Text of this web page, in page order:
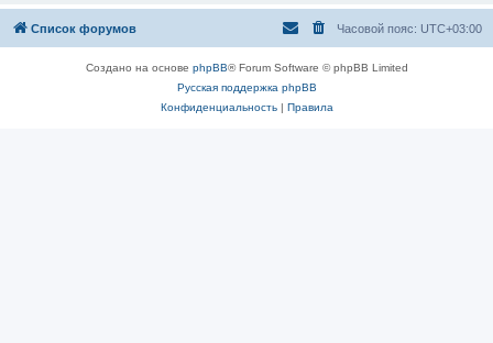
Список форумов Часовой пояс: UTC+03:00
Создано на основе phpBB® Forum Software © phpBB Limited
Русская поддержка phpBB
Конфиденциальность| Правила